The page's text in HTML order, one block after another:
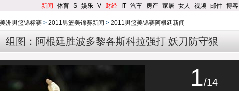
新闻 -体育-S-娱乐-V- 财经- IT-汽车- 房产-家居-女人 -视频-邮件-博客
洲男篮锦标赛 > 2011男篮美锦赛新闻 > 2011男篮美锦赛阿根廷新闻
组图：阿根廷胜波多黎各斯科拉强打 妖刀防守狠
1/14